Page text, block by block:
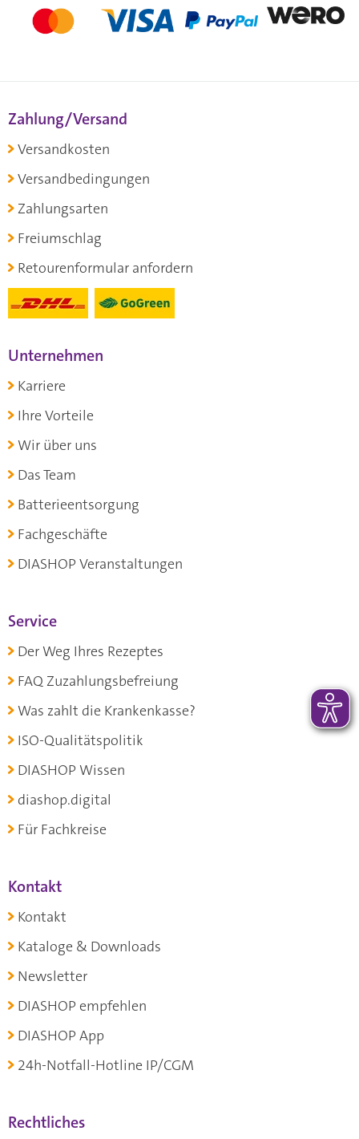
Zahlung/Versand
Versandkosten
Versandbedingungen
Zahlungsarten
Freiumschlag
Retourenformular anfordern
Unternehmen
Karriere
Ihre Vorteile
Wir über uns
Das Team
Batterieentsorgung
Fachgeschäfte
DIASHOP Veranstaltungen
Service
Der Weg Ihres Rezeptes
FAQ Zuzahlungsbefreiung
Was zahlt die Krankenkasse?
ISO-Qualitätspolitik
DIASHOP Wissen
diashop.digital
Für Fachkreise
Kontakt
Kontakt
Kataloge & Downloads
Newsletter
DIASHOP empfehlen
DIASHOP App
24h-Notfall-Hotline IP/CGM
Rechtliches